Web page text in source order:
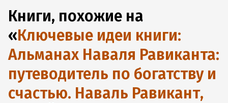
Книги, похожие на
«Ключевые идеи книги:
Альманах Наваля Равиканта:
путеводитель по богатству и
счастью. Наваль Равикант,